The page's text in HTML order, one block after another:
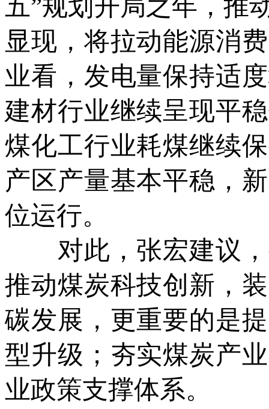
五”规划开局之年，推
显现，将拉动能源消
业看，发电量保持适
建材行业继续呈现平
煤化工行业耗煤继续
产区产量基本平稳，
位运行。
对此，张宏建议，
推动煤炭科技创新，
碳发展，更重要的是
型升级；夯实煤炭产
业政策支撑体系。